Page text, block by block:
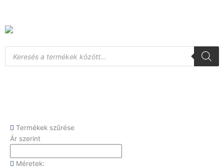
content
Products
search
Termékek szűrése
Ár szerint
Méretek: